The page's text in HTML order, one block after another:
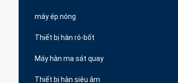
máy ép nóng
Thiết bị hàn rô-bốt
Máy hàn ma sát quay
Thiết bị hàn siêu âm